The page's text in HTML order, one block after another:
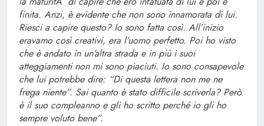
finita. Anzi, è evidente che non sono innamorata di lui.
Riesci a capire questo? Io sono fatta così. All’inizio
eravamo così creativi, era l’uomo perfetto. Poi ho visto
che è andato in un’altra strada e in più i suoi
atteggiamenti non mi sono piaciuti. Io sono consapevole
che lui potrebbe dire: “Di questa lettera non me ne
frega niente”. Sai quanto è stato difficile scriverla? Però
è il suo compleanno e gli ho scritto perché io gli ho
sempre voluto bene”.